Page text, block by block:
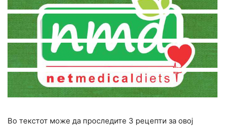
Во текстот може да проследите 3 рецепти за овој